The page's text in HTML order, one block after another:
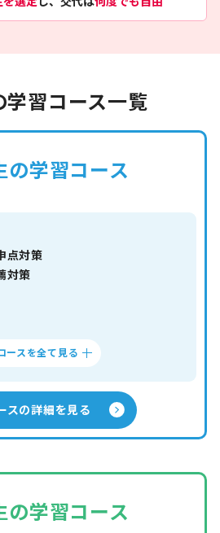
学習コース一覧
の学習コース
点対策
対策
ースを全て見る
スの詳細を見る
の学習コース